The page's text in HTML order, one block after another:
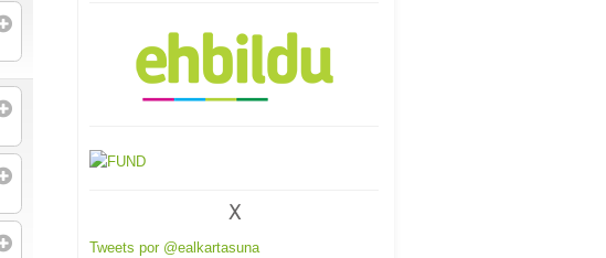
X
Tweets por @ealkartasuna